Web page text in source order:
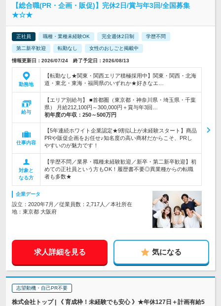
【総合職(PR・企画・販促)】完休2日/賞与年3回/全国募集
★☆★
正社員 職種・業種未経験OK 完全週休2日制 学歴不問
第二新卒歓迎 転勤なし 女性のおしごと掲載中
情報更新日：2026/07/24 終了予定日：2026/08/13
勤務地
【転勤なし★関東・関西エリア積極採用中】関東・関西・北海
道・東北・東海・福岡県のいずれか★好きなエ…
給与
【エリア別給与】 ■首都圏（東京都・神奈川県・埼玉県・千葉
県） 月給212,100円～300,000円＋賞与年3回…
初年度の年収： 250～500万円
仕事内容
【5年連続ホワイト企業認定★9割以上が未経験スタート】商品
PRや販促企画をお任せ♪知名度の高い商材だからこそ、PRし
やすいのが魅力です！
対象と
なる方
【学歴不問／業界・職種未経験歓迎／新卒・第二新卒歓迎】初
めての正社員という方もOK！履歴書不要◎異業種からの転職
者も多数★
企業データ
設立：2020年7月／従業員数：2,717人／本社所在
地：東京都 大阪府
求人詳細を見る 気になる
志望動機・自己PR不要
株式会社トップ | 《 育成枠！未経験でも安心 》★年休127日＋計画有給5